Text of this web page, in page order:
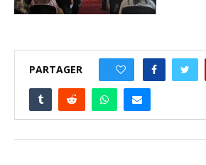
PARTAGER